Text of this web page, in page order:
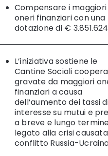
Compensare i maggiori
oneri finanziari con una
dotazione di €
L’iniziativa sostiene le
Cantine Sociali
gravate da maggiori
finanziari a causa
dell’aumento dei tassi
interesse su mutui e
a breve e lungo
legato alla crisi
conflitto Russia-